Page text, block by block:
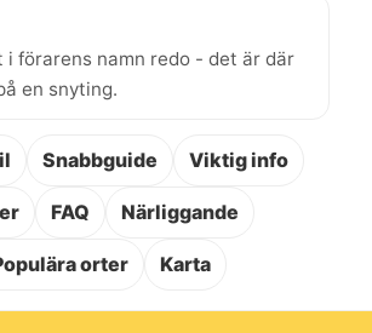
i förarens namn redo - det är där
en snyting.
Snabbguide Viktig info
FAQ Närliggande
orter Karta